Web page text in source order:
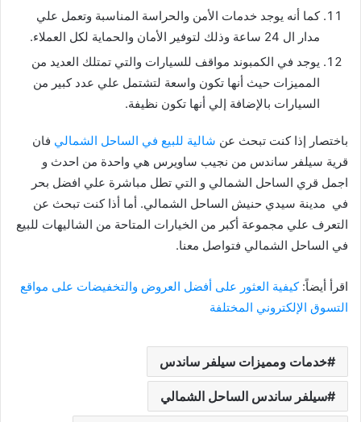
كما أنه يوجد خدمات الأمن والحراسة المناسبة وتعمل علي
مدار ال 24 ساعة وذلك لتوفير الأمان والحماية لكل العملاء.
يوجد في الكمبوند مواقف للسيارات والتي تمتلك العديد من
المميزات حيث أنها تكون واسعة لتشتمل علي عدد كبير من
السيارات بالإضافة إلي أنها تكون نظيفة.
باختصار إذا كنت تبحث عن شالية للبيع في الساحل الشمالي فان
قرية سيلفر ساندس من نجيب ساويرس هي واحدة من احدث و
اجمل قري الساحل الشمالي و التي تطل مباشرة علي افضل بحر
في مدينة سيدي حنيش الساحل الشمالي. أما أذا كنت تبحث عن
التعرف علي مجموعة أكبر من الخيارات المتاحة من الشاليهات للبيع
في الساحل الشمالي فتواصل معنا.
اقرأ أيضاً:كيفية العثور على أفضل العروض والتخفيضات على مواقع
التسوق الإلكتروني المختلفة
خدمات ومميزات سيلفر ساندس
سيلفر ساندس الساحل الشمالي